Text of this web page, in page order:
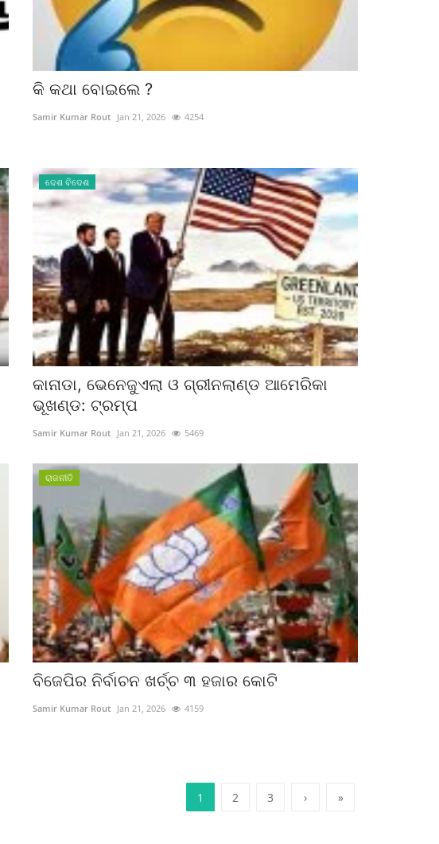
କି କଥା ବୋଇଲେ ?
Samir Kumar Rout Jan 21, 2026 4254
ଦେଶ ବିଦେଶ
କାନାଡା, ଭେନେଜୁଏଲା ଓ ଗ୍ରୀନଲାଣ୍ଡ ଆମେରିକା
ଭୂଖଣ୍ଡ: ଟ୍ରମ୍ପ
Samir Kumar Rout Jan 21, 2026 5469
ରାଜନୀତି
ବିଜେପିର ନିର୍ବାଚନ ଖର୍ଚ୍ଚ ୩ ହଜାର କୋଟି
Samir Kumar Rout Jan 21, 2026 4159
1 2 3 › »